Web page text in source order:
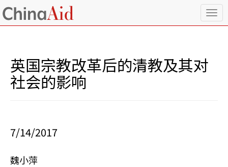
T
o
英国宗教改革后的清教及其对
社会的影响
7/14/2017
魏小萍